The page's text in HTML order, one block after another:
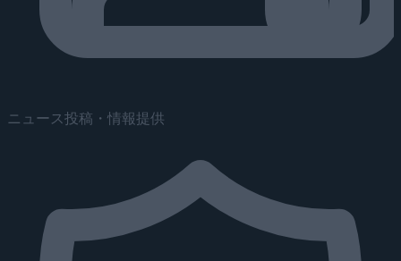
ニュース投稿・情報提供